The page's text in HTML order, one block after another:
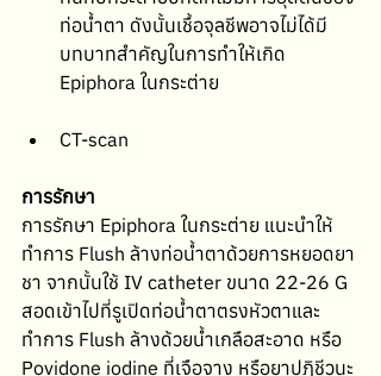
ท่อน้ำตา ดังนั้นเชื้อจุลชีพอาจไม่ได้มี
บทบาทสำคัญในการทำให้เกิด
Epiphora ในกระต่าย
CT-scan
การรักษา
การรักษา Epiphora ในกระต่าย แนะนำให้
ทำการ Flush ล้างท่อน้ำตาด้วยการหยอดยา
ชา จากนั้นใช้ IV catheter ขนาด 22-26 G
สอดเข้าไปที่รูเปิดท่อน้ำตาตรงหัวตาและ
ทำการ Flush ล้างด้วยน้ำเกลือสะอาด หรือ
Povidone iodine ที่เจือจาง หรือยาปฏิชีวนะ